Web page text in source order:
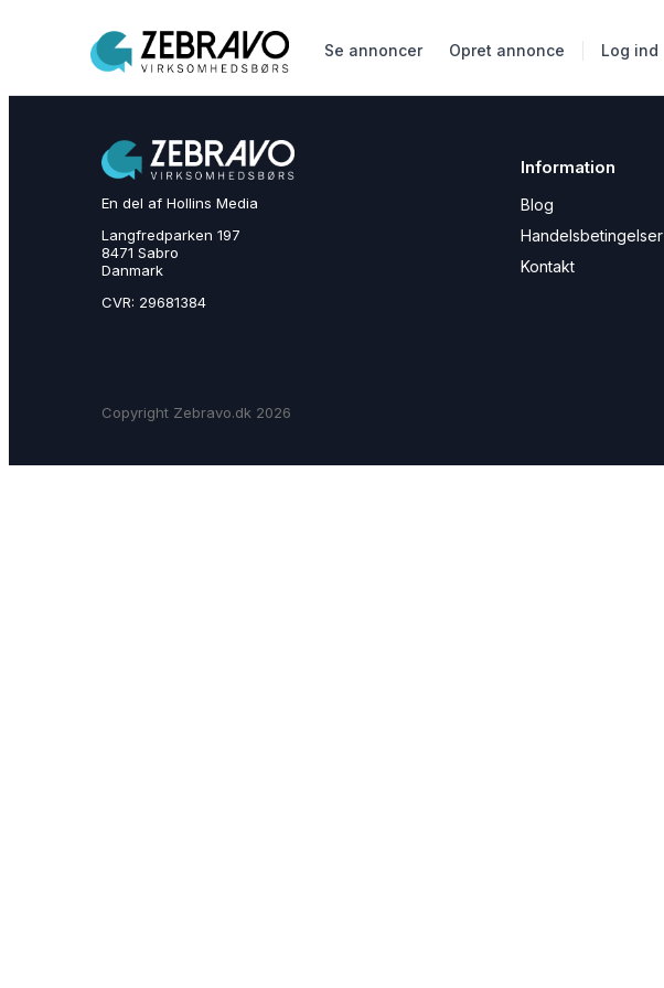
Se annoncer Opret annonce Log ind
En del af Hollins Media
Langfredparken 197
8471 Sabro
Danmark
CVR: 29681384
Information
Blog
Handelsbetingelser
Kontakt
Copyright Zebravo.dk 2026